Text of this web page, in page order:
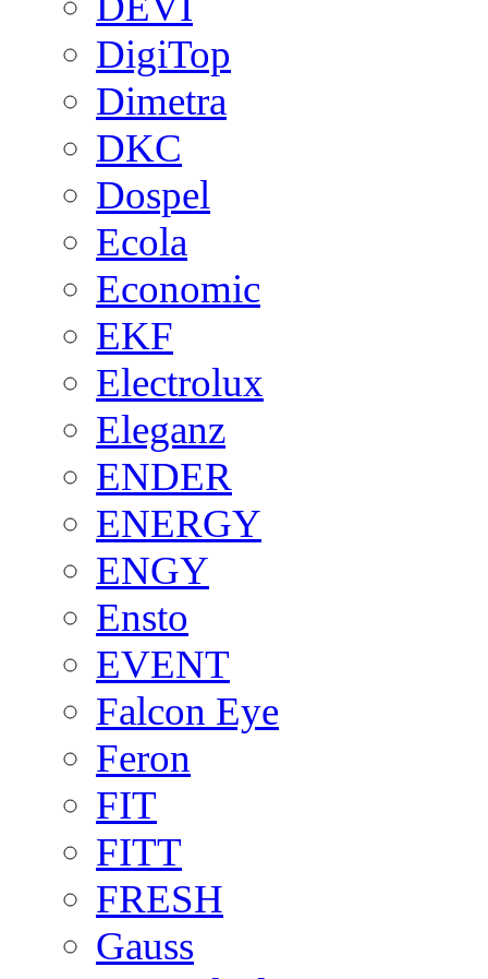
DigiTop
Dimetra
DKC
Dospel
Ecola
Economic
EKF
Electrolux
Eleganz
ENDER
ENERGY
ENGY
Ensto
EVENT
Falcon Eye
Feron
FIT
FITT
FRESH
Gauss